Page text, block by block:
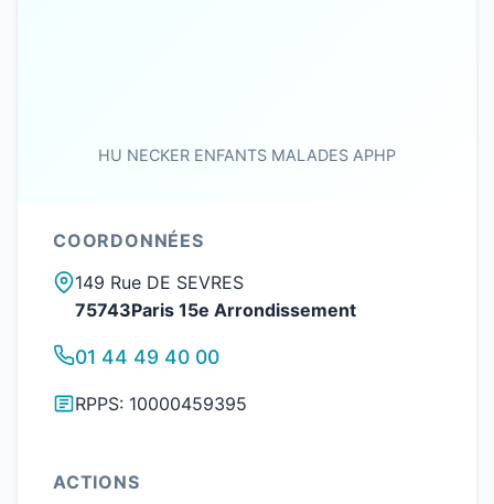
HU NECKER ENFANTS MALADES APHP
COORDONNÉES
149 Rue DE SEVRES
75743Paris 15e Arrondissement
01 44 49 40 00
RPPS: 10000459395
ACTIONS